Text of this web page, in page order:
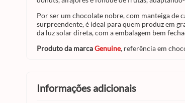
Por ser um chocolate nobre, com manteiga de
surpreendente, é ideal para quem produz em
da luz solar direta, com a embalagem bem
Produto da marcaGenuine, referência em
informações adicionais